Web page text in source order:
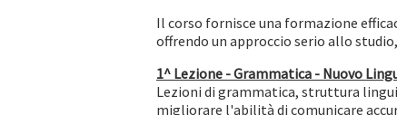
Il corso fornisce una formazione
offrendo un approccio serio allo
1^ Lezione -Grammatica - Nuovo
Lezioni di grammatica, struttura
migliorare l'abilità di comunicare